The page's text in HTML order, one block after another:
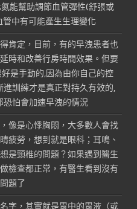
能幫助調節血管彈性(舒張或
中有可能產生生理變化
肯定，目前，有的早洩患者也
時和改善行房時間效果。但要
是手動的,因為由你自己的控
訓練才是真正對持久有效的,
恐怕會加速早洩的情況
像是心悸胸悶，大多數人會找
疲勞，想到就是眼科；耳鳴、
是頸椎的問題？如果遇到醫生
檢查都正常，有醫生看到沒有
題了
字，其實就是胃中的胃液（或